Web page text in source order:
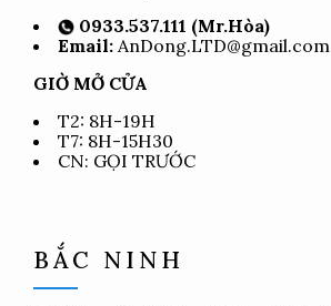
0933.537.111 (Mr.Hòa)
Email: AnDong.LTD@gmail.com
GIỜ MỞ CỬA
T2: 8H-19H
T7: 8H-15H30
CN: GỌI TRƯỚC
BẮC NINH